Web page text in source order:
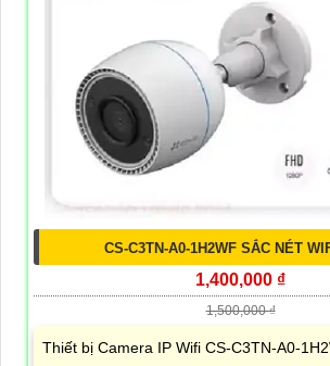
CS-C3TN-A0-1H2WF SẮC NÉT
1,400,000 ₫
1,500,000 ₫
Thiết bị Camera IP Wifi CS-C3TN-A0-